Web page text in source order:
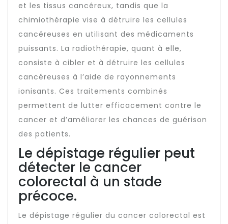
et les tissus cancéreux, tandis que la
chimiothérapie vise à détruire les cellules
cancéreuses en utilisant des médicaments
puissants. La radiothérapie, quant à elle,
consiste à cibler et à détruire les cellules
cancéreuses à l’aide de rayonnements
ionisants. Ces traitements combinés
permettent de lutter efficacement contre le
cancer et d’améliorer les chances de guérison
des patients.
Le dépistage régulier peut
détecter le cancer
colorectal à un stade
précoce.
Le dépistage régulier du cancer colorectal est